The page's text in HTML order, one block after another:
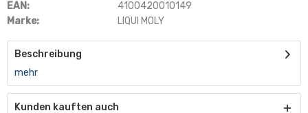
EAN:
4100420010149
Marke:
LIQUI MOLY
Beschreibung
mehr
Kunden kauften auch